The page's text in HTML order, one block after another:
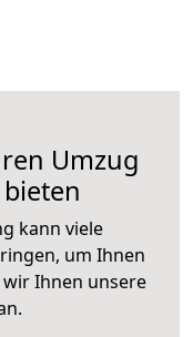
Umzug
kann viele
um Ihnen
Ihnen unsere